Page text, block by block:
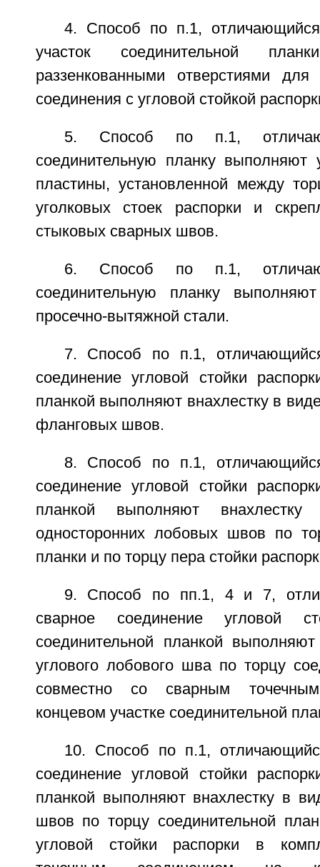
4. Способ по п.1,
участок соединительной
раззенкованными отверстиями для
соединения с угловой стойкой
5. Способ по п.1,
соединительную планку выполняют
пластины, установленной между
уголковых стоек распорки и
стыковых сварных швов.
6. Способ по п.1,
соединительную планку
просечно-вытяжной стали.
7. Способ по п.1,
соединение угловой стойки
планкой выполняют внахлестку в
фланговых швов.
8. Способ по п.1,
соединение угловой стойки
планкой выполняют
односторонних лобовых швов по
планки и по торцу пера стойки
9. Способ по пп.1, 4 и 7,
сварное соединение угловой
соединительной планкой
углового лобового шва по торцу
совместно со сварным
концевом участке соединительной
10. Способ по п.1,
соединение угловой стойки
планкой выполняют внахлестку в
швов по торцу соединительной
угловой стойки распорки в